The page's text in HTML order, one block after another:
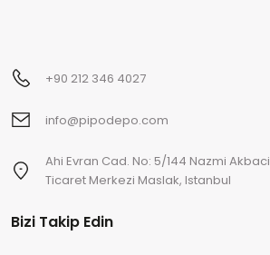
+90 212 346 4027
info@pipodepo.com
Ahi Evran Cad. No: 5/144 Nazmi Akbaci
Ticaret Merkezi Maslak, Istanbul
Bizi Takip Edin